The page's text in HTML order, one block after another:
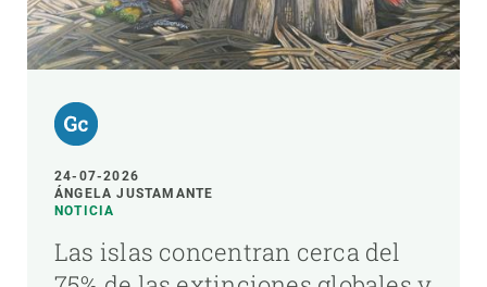
24-07-2026
ÁNGELA JUSTAMANTE
NOTICIA
Las islas concentran cerca del